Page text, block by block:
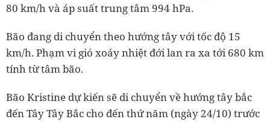
80 km/h và áp suất trung tâm 994 hPa.
Bão đang di chuyển theo hướng tây với tốc độ 15
km/h. Phạm vi gió xoáy nhiệt đới lan ra xa tới 680 km
tính từ tâm bão.
Bão Kristine dự kiến sẽ di chuyển về hướng tây bắc
đến Tây Tây Bắc cho đến thứ năm (ngày 24/10) trước